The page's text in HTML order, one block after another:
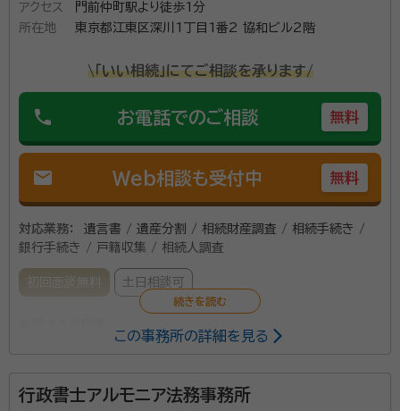
アクセス
門前仲町駅より徒歩1分
所在地
東京都江東区深川1丁目1番2 協和ビル2階
\「いい相続」にてご相談を承ります/
phone お電話でのご相談 無料
mail Web相談も受付中 無料
対応業務：
遺言書 / 遺産分割 / 相続財産調査 / 相続手続き /
銀行手続き / 戸籍収集 / 相続人調査
初回面談無料 土日相談可
この事務所の詳細を見る
行政書士アルモニア法務事務所